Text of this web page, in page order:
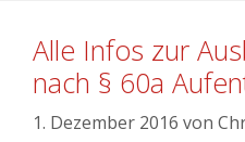
Alle Infos zur
nach § 60a
1. Dezember 2016 von